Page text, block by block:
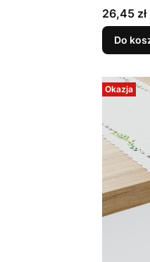
Cena
26,45 zł
Do
Okazja